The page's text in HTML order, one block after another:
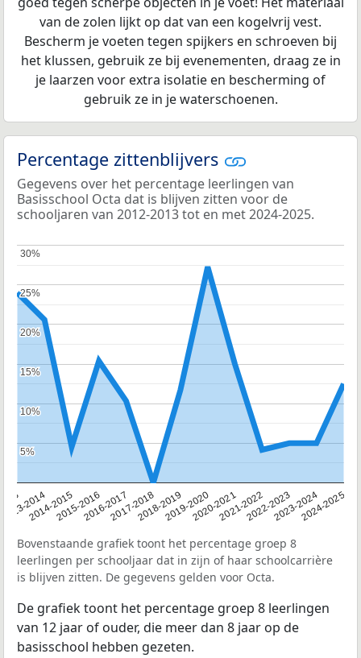
van de zolen lijkt op dat van een kogelvrij vest.
Bescherm je voeten tegen spijkers en schroeven bij
het klussen, gebruik ze bij evenementen, draag ze in
je laarzen voor extra isolatie en bescherming of
gebruik ze in je waterschoenen.
Percentage zittenblijvers
Gegevens over het percentage leerlingen van
Basisschool Octa dat is blijven zitten voor de
schooljaren van 2012-2013 tot en met 2024-2025.
2013-20142014-20152015-20162016-20172017-20182018-20192019-20202020-20212021-20222022-20232023-20242024-2025
5%
5%
10%
10%
15%
15%
20%
20%
25%
25%
30%
30%
Bovenstaande grafiek toont het percentage groep 8
leerlingen per schooljaar dat in zijn of haar schoolcarrière
is blijven zitten. De gegevens gelden voor Octa.
De grafiek toont het percentage groep 8 leerlingen
van 12 jaar of ouder, die meer dan 8 jaar op de
basisschool hebben gezeten.